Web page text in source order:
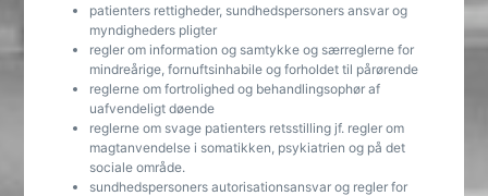
patienters rettigheder, sundhedspersoners ansvar og
myndigheders pligter
regler om information og samtykke og særreglerne for
mindreårige, fornuftsinhabile og forholdet til pårørende
reglerne om fortrolighed og behandlingsophør af
uafvendeligt døende
reglerne om svage patienters retsstilling jf. regler om
magtanvendelse i somatikken, psykiatrien og på det
sociale område.
sundhedspersoners autorisationsansvar og regler for